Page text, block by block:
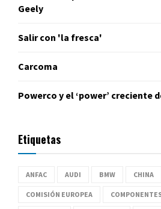
Geely
Salir con 'la fresca'
Carcoma
Powerco y el ‘power’ creciente
Etiquetas
ANFAC AUDI BMW CHINA
COMISIÓN EUROPEA